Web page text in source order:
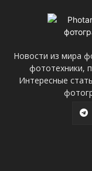
Новости из мира
фототехники,
Интересные